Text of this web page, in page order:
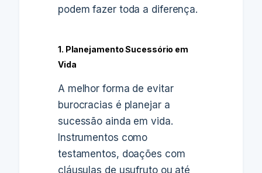
podem fazer toda a diferença.
1. Planejamento Sucessório em
Vida
A melhor forma de evitar
burocracias é planejar a
sucessão ainda em vida.
Instrumentos como
testamentos, doações com
cláusulas de usufruto ou até